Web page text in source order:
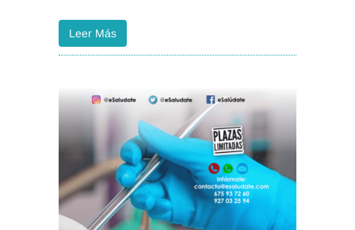
Leer Más